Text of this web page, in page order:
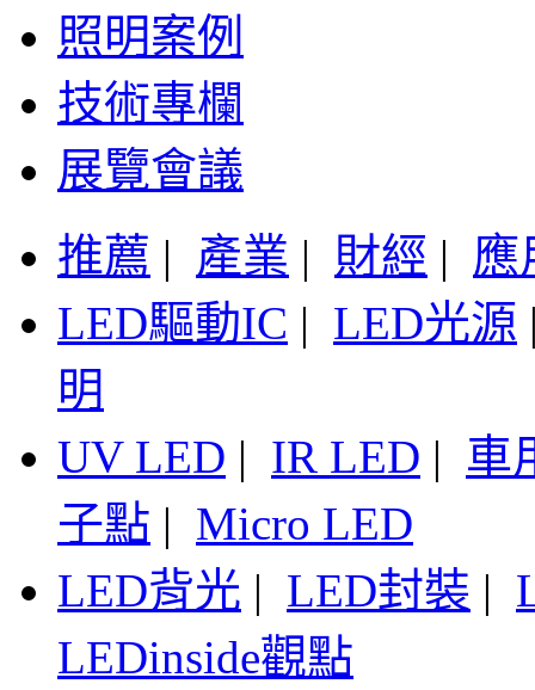
照明案例
技術專欄
展覽會議
推薦 | 產業 | 財經 | 應
LED驅動IC | LED光源
明
UV LED | IR LED | 車
子點 | Micro LED
LED背光 | LED封裝 |
LEDinside觀點